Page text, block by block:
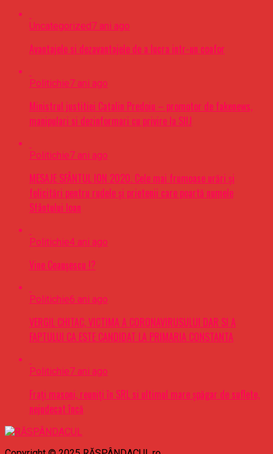
Uncategorized7 ani ago
Avantajele si dezavantajele de a lucra intr-un coafor
Politichie7 ani ago
Ministrul justitiei Catalin Predoiu – promotor de fakenews,
manipulari si dezinformari cu privire la SIIJ
Politichie7 ani ago
MESAJE SFÂNTUL ION 2020. Cele mai frumoase urări şi
felicitări pentru rudele şi prietenii care poartă numele
Sfântului Ioan
Politichie4 ani ago
Vine Ceaușescu !?
Politichie6 ani ago
VERGIL CHITAC, VICTIMA A CORONAVIRUSULUI DAR SI A
FAPTULUI CA ESTE CANDIDAT LA PRIMARIA CONSTANTA
Politichie7 ani ago
Frați masoni, reuniți în SRL si ultimul mare șpăgar de suflete,
nejudecat încă